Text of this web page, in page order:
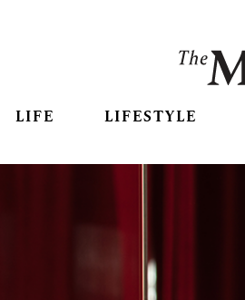
LIFE LIFESTYLE